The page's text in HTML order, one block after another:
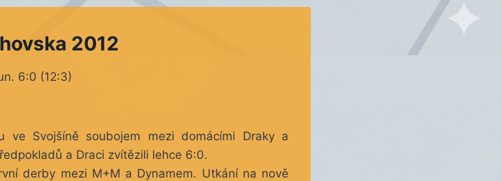
2012
6:0 (12:3)
ve Svojšíně soubojem mezi domácími Draky a
a Draci zvítězili lehce 6:0.
derby mezi M+M a Dynamem. Utkání na nově